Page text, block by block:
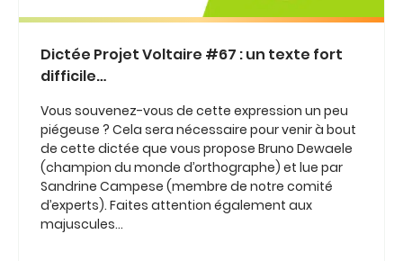
Dictée Projet Voltaire #67 : un texte fort
difficile…
Vous souvenez-vous de cette expression un peu
piégeuse ? Cela sera nécessaire pour venir à bout
de cette dictée que vous propose Bruno Dewaele
(champion du monde d’orthographe) et lue par
Sandrine Campese (membre de notre comité
d’experts). Faites attention également aux
majuscules…